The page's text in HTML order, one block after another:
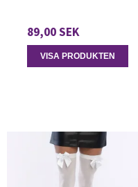
89,00 SEK
VISA PRODUKTEN